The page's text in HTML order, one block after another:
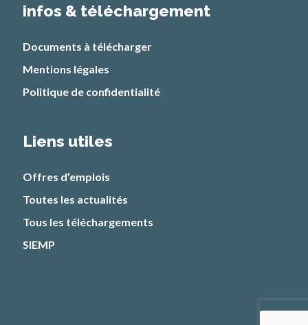
infos & téléchargement
Documents à télécharger
Mentions légales
Politique de confidentialité
Liens utiles
Offres d’emplois
Toutes les actualités
Tous les téléchargements
SIEMP